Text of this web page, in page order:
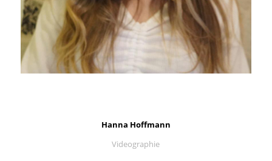
Hanna Hoffmann
Videographie